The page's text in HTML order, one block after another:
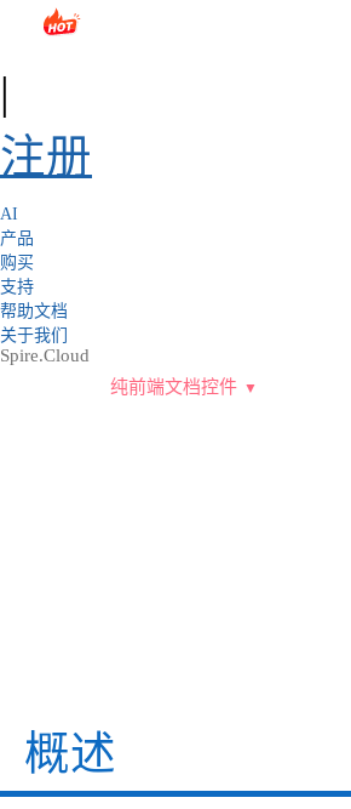
sales@e-iceblue.com
|
注册
AI
产品
购买
支持
帮助文档
关于我们
Spire.Cloud
纯前端文档控件
概述